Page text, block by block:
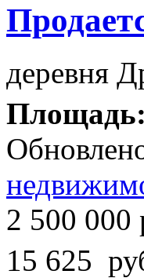
деревня
2 500 000
15 625